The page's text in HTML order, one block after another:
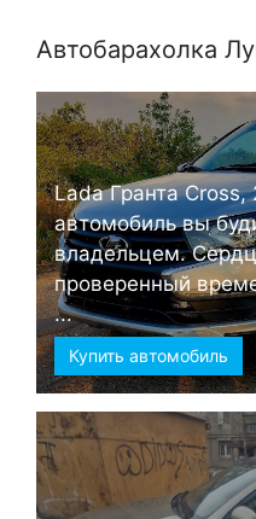
Автобарахолка
Lada Гранта
автомобиль вы
владельцем.
проверенный
...
Купить автомобиль